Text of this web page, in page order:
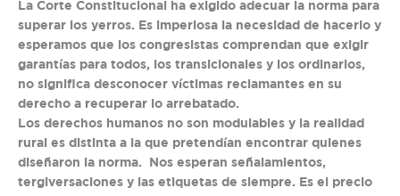
La Corte Constitucional ha exigido adecuar la norma para
superar los yerros. Es imperiosa la necesidad de hacerlo y
esperamos que los congresistas comprendan que exigir
garantías para todos, los transicionales y los ordinarios,
no significa desconocer víctimas reclamantes en su
derecho a recuperar lo arrebatado.
Los derechos humanos no son modulables y la realidad
rural es distinta a la que pretendían encontrar quienes
diseñaron la norma. Nos esperan señalamientos,
tergiversaciones y las etiquetas de siempre. Es el precio